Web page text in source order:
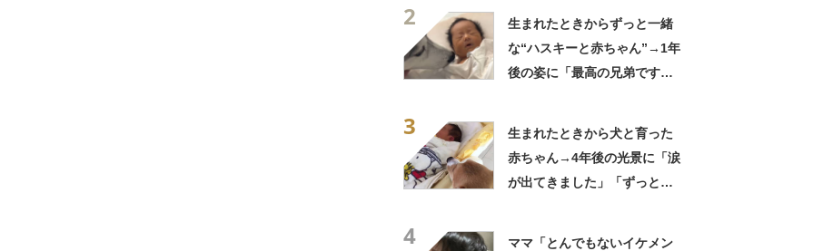
2
生まれたときからずっと一緒
な“ハスキーと赤ちゃん”→1年
後の姿に「最高の兄弟です
3
生まれたときから犬と育った
赤ちゃん→4年後の光景に「涙
が出てきました」「ずっと見
4
ママ「とんでもないイケメン